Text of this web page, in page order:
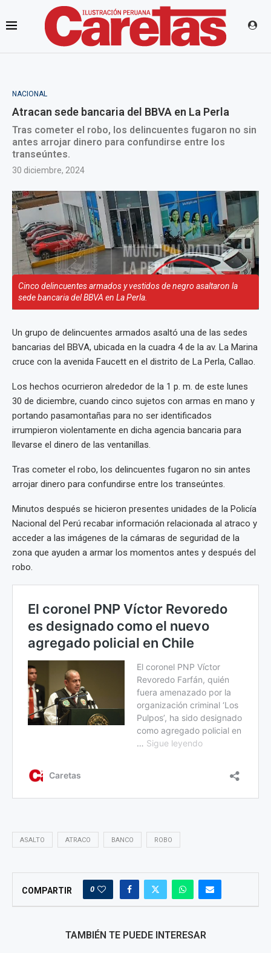
NACIONAL
Atracan sede bancaria del BBVA en La Perla
Tras cometer el robo, los delincuentes fugaron no sin
antes arrojar dinero para confundirse entre los
transeúntes.
30 diciembre, 2024
Cinco delincuentes armados y vestidos de negro asaltaron la
sede bancaria del BBVA en La Perla.
Un grupo de delincuentes armados asaltó una de las sedes
bancarias del BBVA, ubicada en la cuadra 4 de la av. La Marina
cruce con la avenida Faucett en el distrito de La Perla, Callao.
Los hechos ocurrieron alrededor de la 1 p. m. de este lunes
30 de diciembre, cuando cinco sujetos con armas en mano y
portando pasamontañas para no ser identificados
irrumpieron violentamente en dicha agencia bancaria para
llevarse el dinero de las ventanillas.
Tras cometer el robo, los delincuentes fugaron no sin antes
arrojar dinero para confundirse entre los transeúntes.
Minutos después se hicieron presentes unidades de la Policía
Nacional del Perú recabar información relacionada al atraco y
acceder a las imágenes de la cámaras de seguridad de la
zona que ayuden a armar los momentos antes y después del
robo.
ASALTO ATRACO BANCO ROBO
COMPARTIR 0
TAMBIÉN TE PUEDE INTERESAR